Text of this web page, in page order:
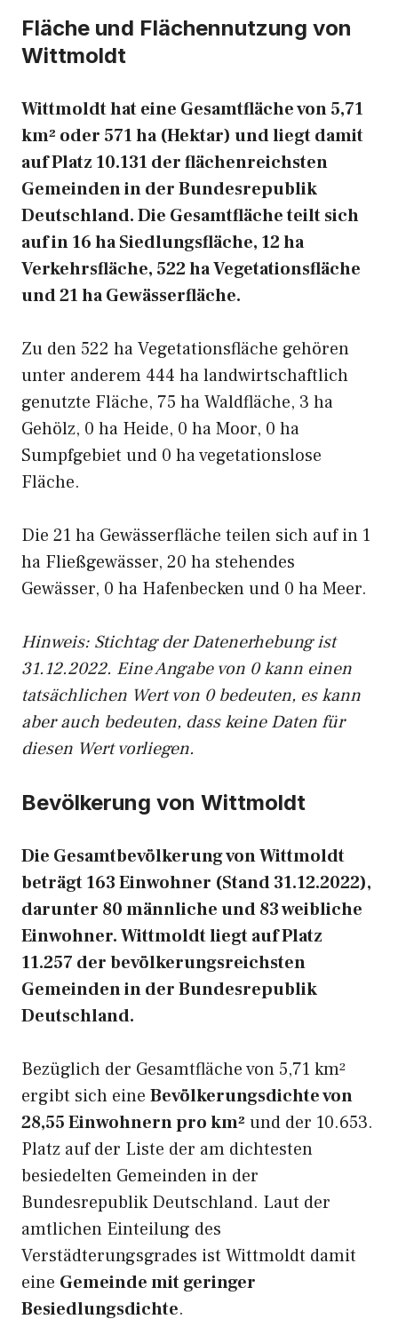
Fläche und Flächennutzung von
Wittmoldt
Wittmoldt hat eine Gesamtfläche von 5,71
km² oder 571 ha (Hektar) und liegt damit
auf Platz 10.131 der flächenreichsten
Gemeinden in der Bundesrepublik
Deutschland. Die Gesamtfläche teilt sich
auf in 16 ha Siedlungsfläche, 12 ha
Verkehrsfläche, 522 ha Vegetationsfläche
und 21 ha Gewässerfläche.
Zu den 522 ha Vegetationsfläche gehören
unter anderem 444 ha landwirtschaftlich
genutzte Fläche, 75 ha Waldfläche, 3 ha
Gehölz, 0 ha Heide, 0 ha Moor, 0 ha
Sumpfgebiet und 0 ha vegetationslose
Fläche.
Die 21 ha Gewässerfläche teilen sich auf in 1
ha Fließgewässer, 20 ha stehendes
Gewässer, 0 ha Hafenbecken und 0 ha Meer.
Hinweis: Stichtag der Datenerhebung ist
31.12.2022. Eine Angabe von 0 kann einen
tatsächlichen Wert von 0 bedeuten, es kann
aber auch bedeuten, dass keine Daten für
diesen Wert vorliegen.
Bevölkerung von Wittmoldt
Die Gesamtbevölkerung von Wittmoldt
beträgt 163 Einwohner (Stand 31.12.2022),
darunter 80 männliche und 83 weibliche
Einwohner. Wittmoldt liegt auf Platz
11.257 der bevölkerungsreichsten
Gemeinden in der Bundesrepublik
Deutschland.
Bezüglich der Gesamtfläche von 5,71 km²
ergibt sich eine Bevölkerungsdichte von
28,55 Einwohnern pro km² und der 10.653.
Platz auf der Liste der am dichtesten
besiedelten Gemeinden in der
Bundesrepublik Deutschland. Laut der
amtlichen Einteilung des
Verstädterungsgrades ist Wittmoldt damit
eine Gemeinde mit geringer
Besiedlungsdichte.